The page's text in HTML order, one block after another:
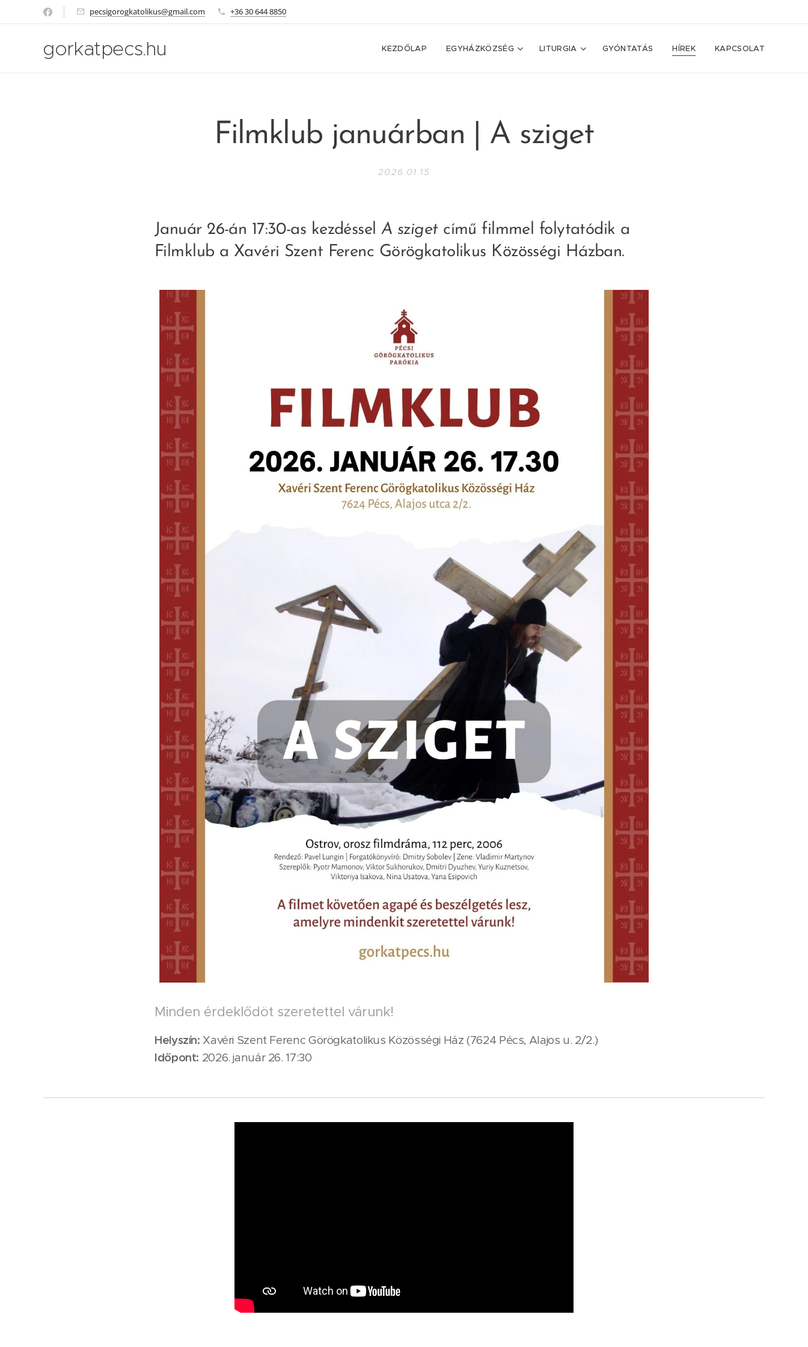
pecsigorogkatolikus@gmail.com +36 30 644 8850
gorkatpecs.hu KEZDŐLAP EGYHÁZKÖZSÉG LITURGIA GYÓNTATÁS HÍREK KAPCSOLAT
Filmklub januárban | A sziget
2026.01.15
Január 26-án 17:30-as kezdésselA szigetcímű filmmel folytatódik a
Filmklub a Xavéri Szent Ferenc Görögkatolikus Közösségi Házban.
Minden érdeklődöt szeretettel várunk!
Helyszín: Xavéri Szent Ferenc Görögkatolikus Közösségi Ház (7624 Pécs, Alajos u. 2/2.)
Időpont: 2026. január 26. 17:30